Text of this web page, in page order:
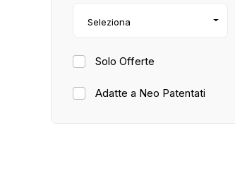
Seleziona
Solo Offerte
Adatte a Neo Patentati